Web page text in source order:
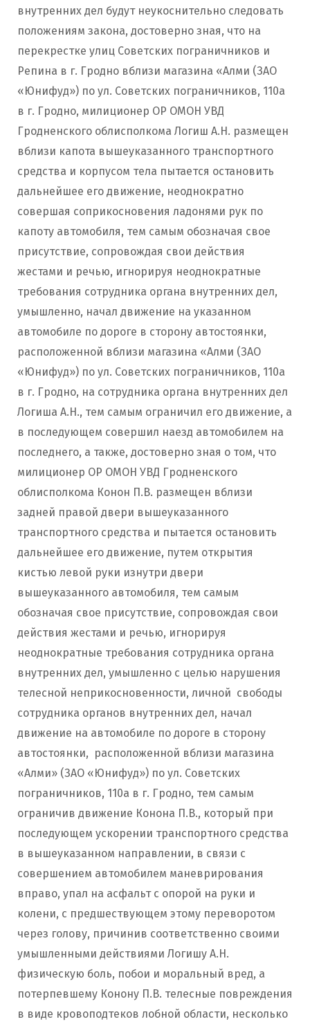
внутренних дел будут неукоснительно следовать
положениям закона, достоверно зная, что на
перекрестке улиц Советских пограничников и
Репина в г. Гродно вблизи магазина «Алми (ЗАО
«Юнифуд») по ул. Советских пограничников, 110а
в г. Гродно, милиционер ОР ОМОН УВД
Гродненского облисполкома Логиш А.Н. размещен
вблизи капота вышеуказанного транспортного
средства и корпусом тела пытается остановить
дальнейшее его движение, неоднократно
совершая соприкосновения ладонями рук по
капоту автомобиля, тем самым обозначая свое
присутствие, сопровождая свои действия
жестами и речью, игнорируя неоднократные
требования сотрудника органа внутренних дел,
умышленно, начал движение на указанном
автомобиле по дороге в сторону автостоянки,
расположенной вблизи магазина «Алми (ЗАО
«Юнифуд») по ул. Советских пограничников, 110а
в г. Гродно, на сотрудника органа внутренних дел
Логиша А.Н., тем самым ограничил его движение, а
в последующем совершил наезд автомобилем на
последнего, а также, достоверно зная о том, что
милиционер ОР ОМОН УВД Гродненского
облисполкома Конон П.В. размещен вблизи
задней правой двери вышеуказанного
транспортного средства и пытается остановить
дальнейшее его движение, путем открытия
кистью левой руки изнутри двери
вышеуказанного автомобиля, тем самым
обозначая свое присутствие, сопровождая свои
действия жестами и речью, игнорируя
неоднократные требования сотрудника органа
внутренних дел, умышленно с целью нарушения
телесной неприкосновенности, личной свободы
сотрудника органов внутренних дел, начал
движение на автомобиле по дороге в сторону
автостоянки, расположенной вблизи магазина
«Алми» (ЗАО «Юнифуд») по ул. Советских
пограничников, 110а в г. Гродно, тем самым
ограничив движение Конона П.В., который при
последующем ускорении транспортного средства
в вышеуказанном направлении, в связи с
совершением автомобилем маневрирования
вправо, упал на асфальт с опорой на руки и
колени, с предшествующем этому переворотом
через голову, причинив соответственно своими
умышленными действиями Логишу А.Н.
физическую боль, побои и моральный вред, а
потерпевшему Конону П.В. телесные повреждения
в виде кровоподтеков лобной области, несколько